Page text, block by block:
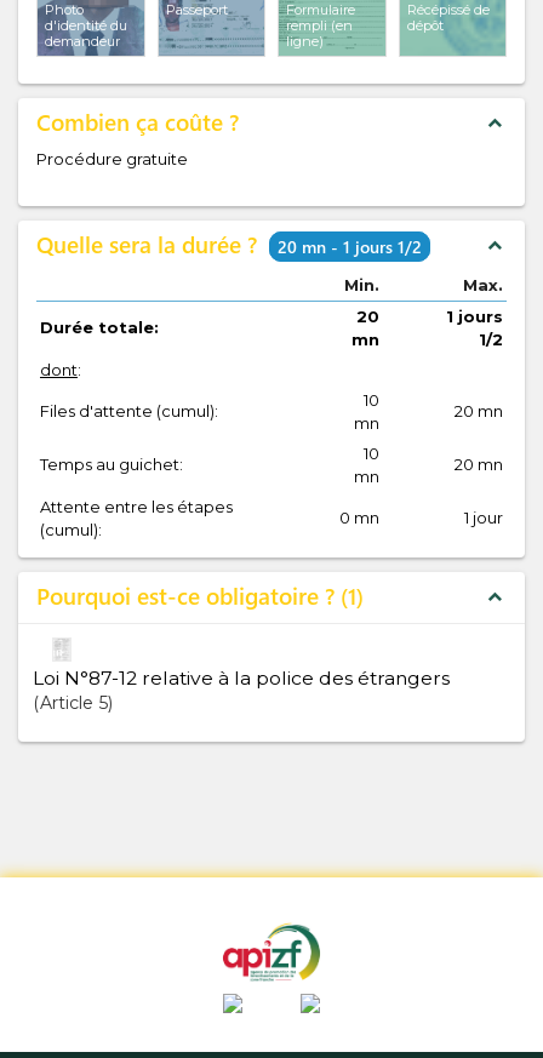
Photo
d'identité du
demandeur
Passeport
Formulaire
rempli (en
ligne)
Récépissé de
dépôt
Combien ça coûte ? expand_less
Procédure gratuite
Quelle sera la durée ? 20 mn - 1 jours 1/2 expand_less
Min. Max.
Durée totale:
20
mn
1 jours
1/2
dont:
Files d'attente (cumul):
10
mn
20 mn
Temps au guichet:
10
mn
20 mn
Attente entre les étapes
(cumul):
0 mn 1 jour
Pourquoi est-ce obligatoire ? 1 expand_less
Loi N°87-12 relative à la police des étrangers
Article 5